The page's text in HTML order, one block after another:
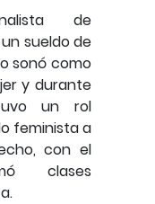
de
sueldo de
sonó como
y durante
un rol
feminista a
con el
clases